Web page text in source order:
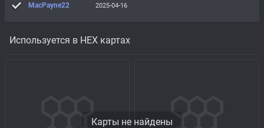
Используется в HEX картах
Карты не найдены
MacPayne22 2025-04-16